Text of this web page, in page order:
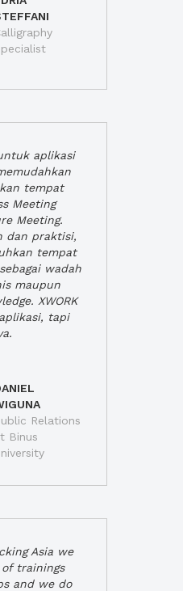
aplikasi
tempat
Meeting
Meeting.
dan praktisi,
tempat
wadah
maupun
XWORK
tapi
Relations
Binus
Asia we
trainings
and we do